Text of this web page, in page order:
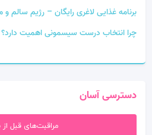
برنامه غذایی لاغری رایگان – رژیم سالم
چرا انتخاب درست سیسمونی اهمیت دارد؟
دسترسی آسان
مراقبت‌های قبل از